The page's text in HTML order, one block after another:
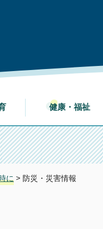
健康・福祉
に > 防災・災害情報